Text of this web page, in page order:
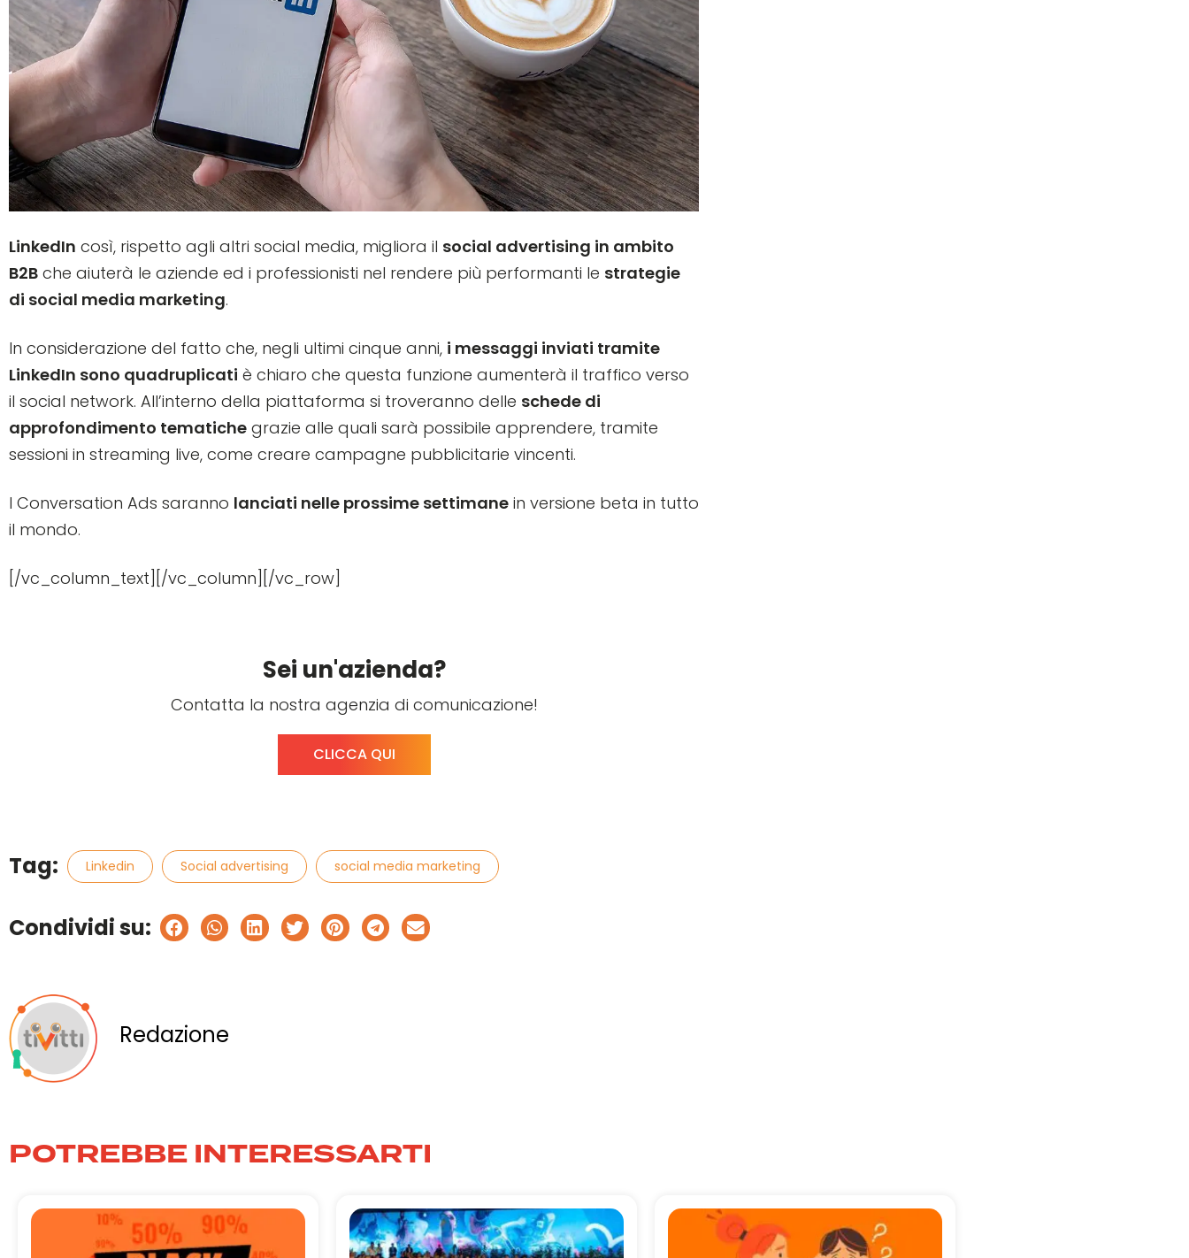
LinkedIn così, rispetto agli altri social media, migliora il social advertising in ambito
B2B che aiuterà le aziende ed i professionisti nel rendere più performanti le strategie
di social media marketing.
In considerazione del fatto che, negli ultimi cinque anni, i messaggi inviati tramite
LinkedIn sono quadruplicati è chiaro che questa funzione aumenterà il traffico verso
il social network. All’interno della piattaforma si troveranno delle schede di
approfondimento tematiche grazie alle quali sarà possibile apprendere, tramite
sessioni in streaming live, come creare campagne pubblicitarie vincenti.
I Conversation Ads saranno lanciati nelle prossime settimane in versione beta in tutto
il mondo.
[/vc_column_text][/vc_column][/vc_row]
Sei un'azienda?
Contatta la nostra agenzia di comunicazione!
CLICCA QUI
Tag: Linkedin Social advertising social media marketing
Condividi su:
Redazione
POTREBBE INTERESSARTI